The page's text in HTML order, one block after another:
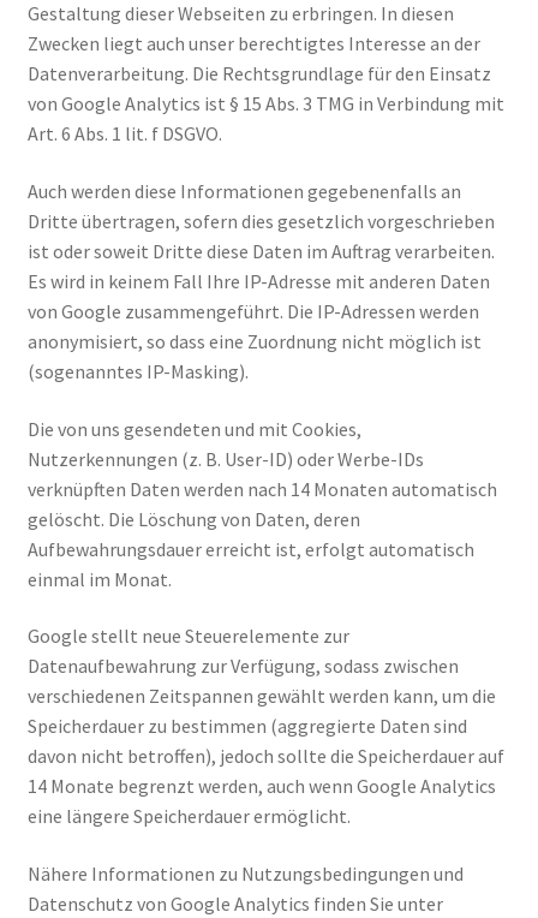
Gestaltung dieser Webseiten zu erbringen. In diesen
Zwecken liegt auch unser berechtigtes Interesse an der
Datenverarbeitung. Die Rechtsgrundlage für den Einsatz
von Google Analytics ist § 15 Abs. 3 TMG in Verbindung mit
Art. 6 Abs. 1 lit. f DSGVO.
Auch werden diese Informationen gegebenenfalls an
Dritte übertragen, sofern dies gesetzlich vorgeschrieben
ist oder soweit Dritte diese Daten im Auftrag verarbeiten.
Es wird in keinem Fall Ihre IP-Adresse mit anderen Daten
von Google zusammengeführt. Die IP-Adressen werden
anonymisiert, so dass eine Zuordnung nicht möglich ist
(sogenanntes IP-Masking).
Die von uns gesendeten und mit Cookies,
Nutzerkennungen (z. B. User-ID) oder Werbe-IDs
verknüpften Daten werden nach 14 Monaten automatisch
gelöscht. Die Löschung von Daten, deren
Aufbewahrungsdauer erreicht ist, erfolgt automatisch
einmal im Monat.
Google stellt neue Steuerelemente zur
Datenaufbewahrung zur Verfügung, sodass zwischen
verschiedenen Zeitspannen gewählt werden kann, um die
Speicherdauer zu bestimmen (aggregierte Daten sind
davon nicht betroffen), jedoch sollte die Speicherdauer auf
14 Monate begrenzt werden, auch wenn Google Analytics
eine längere Speicherdauer ermöglicht.
Nähere Informationen zu Nutzungsbedingungen und
Datenschutz von Google Analytics finden Sie unter